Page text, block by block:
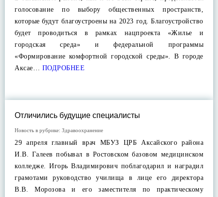
голосование по выбору общественных пространств,
которые будут благоустроены на 2023 год. Благоустройство
будет проводиться в рамках нацпроекта «Жилье и
городская среда» и федеральной программы
«Формирование комфортной городской среды». В городе
Аксае… ПОДРОБНЕЕ
Отличились будущие специалисты
Новость в рубрике: Здравоохранение
29 апреля главный врач МБУЗ ЦРБ Аксайского района
И.В. Галеев побывал в Ростовском базовом медицинском
колледже. Игорь Владимирович поблагодарил и наградил
грамотами руководство училища в лице его директора
В.В. Морозова и его заместителя по практическому